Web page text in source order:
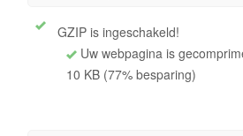
GZIP is ingeschakeld!
Uw webpagina is
10 KB (77% besparing)